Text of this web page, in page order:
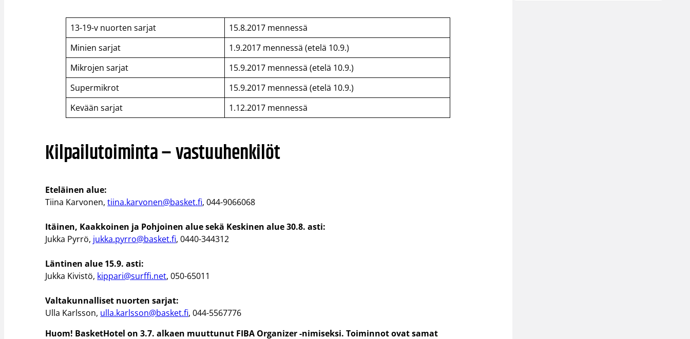
13-19-v nuorten sarjat
15.8.2017 mennessä
Minien sarjat
1.9.2017 mennessä (etelä 10.9.)
Mikrojen sarjat
15.9.2017 mennessä (etelä 10.9.)
Supermikrot
15.9.2017 mennessä (etelä 10.9.)
Kevään sarjat
1.12.2017 mennessä
Kilpailutoiminta – vastuuhenkilöt
Eteläinen alue:
Tiina Karvonen,tiina.karvonen@basket.fi, 044-9066068
Itäinen, Kaakkoinen ja Pohjoinen alue sekä Keskinen alue 30.8. asti:
Jukka Pyrrö, jukka.pyrro@basket.fi, 0440-344312
Läntinen alue 15.9. asti:
Jukka Kivistö, kippari@surffi.net, 050-65011
Valtakunnalliset nuorten sarjat:
Ulla Karlsson, ulla.karlsson@basket.fi, 044-5567776
Huom! BasketHotel on 3.7. alkaen muuttunut FIBA Organizer -nimiseksi. Toiminnot ovat samat